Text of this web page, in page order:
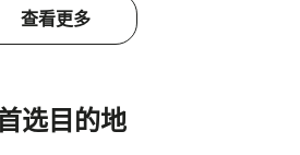
查看更多
选目的地